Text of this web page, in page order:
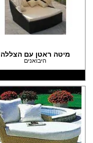
מיטה ראטן עם הצללה
היבואנים